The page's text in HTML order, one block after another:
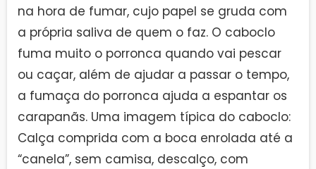
na hora de fumar, cujo papel se gruda com
a própria saliva de quem o faz. O caboclo
fuma muito o porronca quando vai pescar
ou caçar, além de ajudar a passar o tempo,
a fumaça do porronca ajuda a espantar os
carapanãs. Uma imagem típica do caboclo:
Calça comprida com a boca enrolada até a
“canela”, sem camisa, descalço, com